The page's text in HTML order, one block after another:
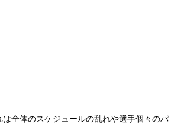
全体のスケジュールの乱れや選手個々のパ